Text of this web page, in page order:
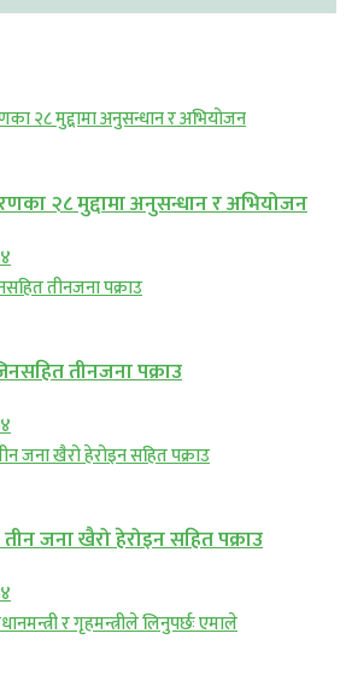
२८ मुद्दामा अनुसन्धान र अभियोजन
तीनजना पक्राउ
जना खैरो हेरोइन सहित पक्राउ